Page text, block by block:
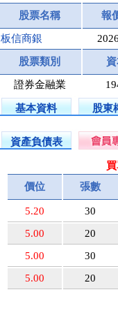
股票名稱 報
板信商銀
股票類別
證券金融業
基本資料 股東
資產負債表
價位
張數
5.20
30
5.00
20
5.00
30
5.00
20